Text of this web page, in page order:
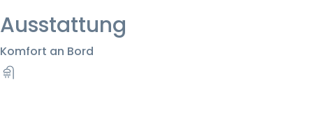
Ausstattung
Komfort an Bord